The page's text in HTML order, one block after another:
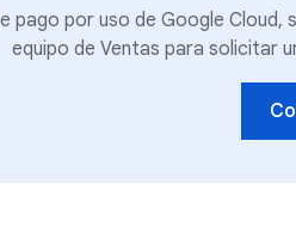
pago por uso de Google
equipo de Ventas para solicitar